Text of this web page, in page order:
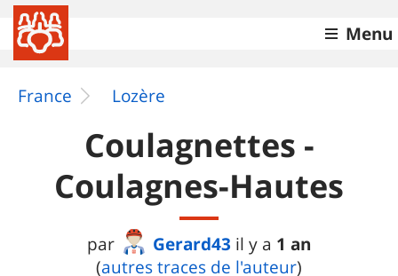
Menu
France Lozère
Coulagnettes -
Coulagnes-Hautes
par Gerard43 il y a 1 an
(autres traces de l'auteur)